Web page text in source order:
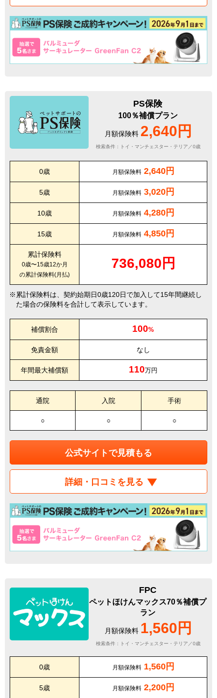
PS保険
100％補償プラン
月額保険料 2,640円
検索条件：トイ・マンチェスター・テリア／0歳
0歳 月額保険料 2,640円
5歳 月額保険料 3,020円
10歳 月額保険料 4,280円
15歳 月額保険料 4,850円
累計保険料
0歳〜15歳12か月
の累計保険料(月払)
736,080円
累計保険料は、契約始期日0歳120日で加入して15年間継続し
た場合の保険料を合計して表示しています。
補償割合 100%
免責金額 なし
年間最大補償額 110万円
通院 入院 手術
○ ○ ○
公式サイトで見積もる
詳細・口コミを見る
FPC
ペットほけんマックス70％補償プ
ラン
月額保険料 1,560円
検索条件：トイ・マンチェスター・テリア／0歳
0歳 月額保険料 1,560円
5歳 月額保険料 2,200円